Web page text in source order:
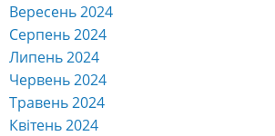
Вересень 2024
Серпень 2024
Липень 2024
Червень 2024
Травень 2024
Квітень 2024